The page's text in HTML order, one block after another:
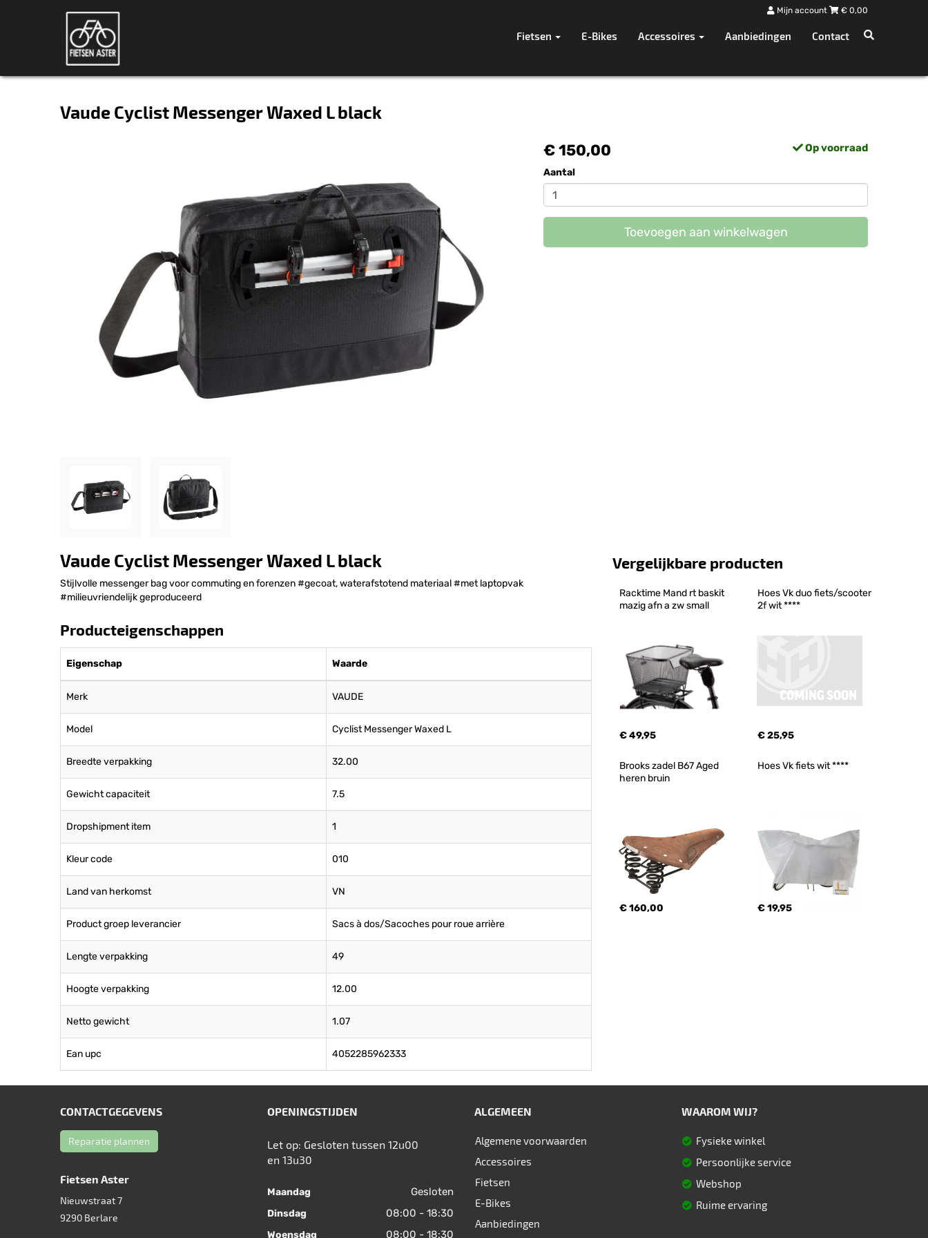
Mijn account € 0,00
Fietsen E-Bikes Accessoires Aanbiedingen Contact
Vaude Cyclist Messenger Waxed L black
€ 150,00 Op voorraad
Aantal
Toevoegen aan winkelwagen
Vaude Cyclist Messenger Waxed L black
Stijlvolle messenger bag voor commuting en forenzen #gecoat, waterafstotend materiaal #met laptopvak
#milieuvriendelijk geproduceerd
Producteigenschappen
Eigenschap Waarde
Merk VAUDE
Model Cyclist Messenger Waxed L
Breedte verpakking 32.00
Gewicht capaciteit 7.5
Dropshipment item 1
Kleur code 010
Land van herkomst VN
Product groep leverancier Sacs à dos/Sacoches pour roue arrière
Lengte verpakking 49
Hoogte verpakking 12.00
Netto gewicht 1.07
Ean upc 4052285962333
Vergelijkbare producten
Racktime Mand rt baskit
mazig afn a zw small
€ 49,95
Hoes Vk duo fiets/scooter
2f wit ****
€ 25,95
Brooks zadel B67 Aged
heren bruin
€ 160,00
Hoes Vk fiets wit ****
€ 19,95
CONTACTGEGEVENS
Reparatie plannen
Fietsen Aster
Nieuwstraat 7
9290 Berlare
OPENINGSTIJDEN
Let op: Gesloten tussen 12u00
en 13u30
Maandag Gesloten
Dinsdag 08:00 - 18:30
Woensdag 08:00 - 18:30
ALGEMEEN
Algemene voorwaarden
Accessoires
Fietsen
E-Bikes
Aanbiedingen
WAAROM WIJ?
Fysieke winkel
Persoonlijke service
Webshop
Ruime ervaring